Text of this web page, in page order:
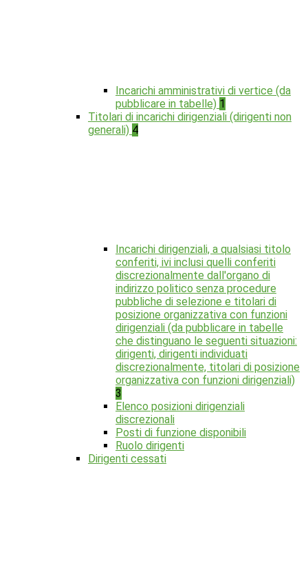
Incarichi amministrativi di vertice (da
pubblicare in tabelle) 1
Titolari di incarichi dirigenziali (dirigenti non
generali) 4
Incarichi dirigenziali, a qualsiasi titolo
conferiti, ivi inclusi quelli conferiti
discrezionalmente dall'organo di
indirizzo politico senza procedure
pubbliche di selezione e titolari di
posizione organizzativa con funzioni
dirigenziali (da pubblicare in tabelle
che distinguano le seguenti situazioni:
dirigenti, dirigenti individuati
discrezionalmente, titolari di posizione
organizzativa con funzioni dirigenziali)
3
Elenco posizioni dirigenziali
discrezionali
Posti di funzione disponibili
Ruolo dirigenti
Dirigenti cessati